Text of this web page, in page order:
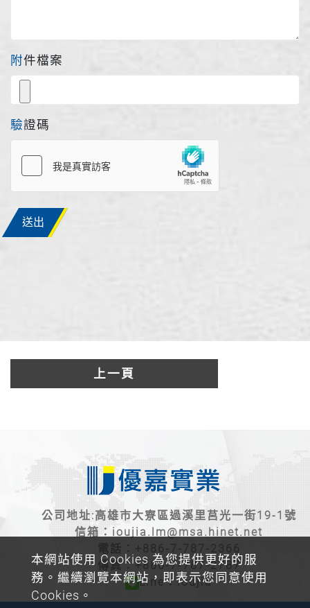
附件檔案
驗證碼
送出
上一頁
本網站使用 Cookies 為您提供更好的服
務。繼續瀏覽本網站，即表示您同意使用
Cookies。
公司地址:高雄市大寮區過溪里莒光一街19-1號
信箱： ioujia.lm@msa.hinet.net
電話： +886-7-787-2366
傳真：+886-7-787-2787
Line：ioujia